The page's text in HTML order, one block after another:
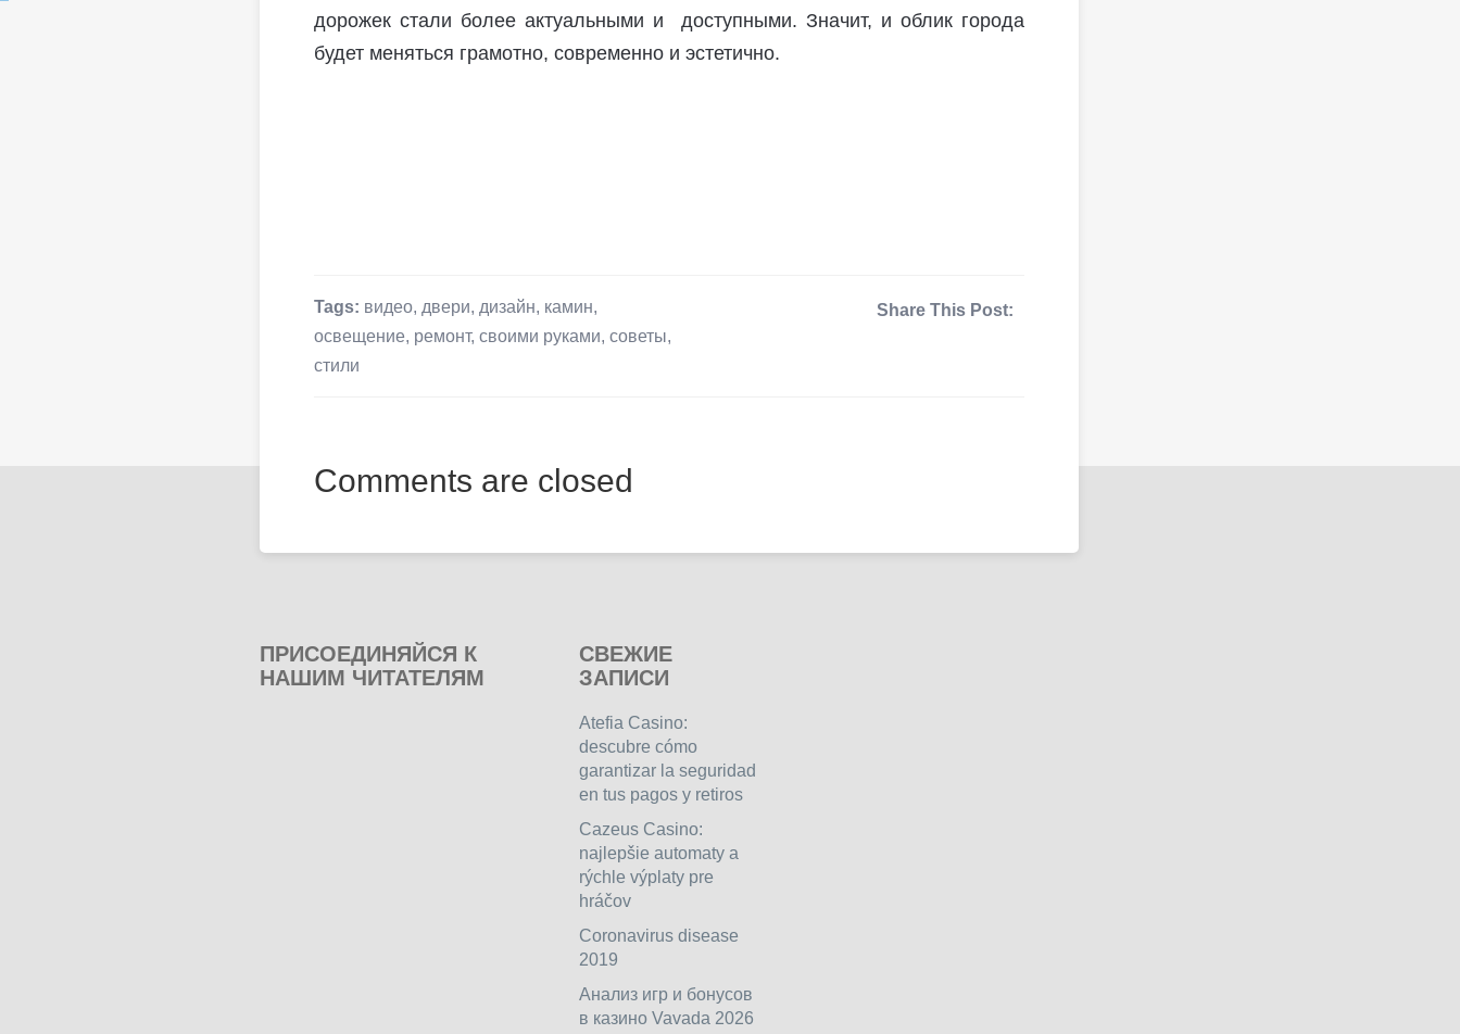
дорожек стали более актуальными и доступными. Значит, и облик города
будет меняться грамотно, современно и эстетично.
Tags: видео, двери, дизайн, камин,
освещение, ремонт, своими руками, советы,
стили
Share This Post:
Comments are closed
ПРИСОЕДИНЯЙСЯ К
НАШИМ ЧИТАТЕЛЯМ
СВЕЖИЕ
ЗАПИСИ
Atefia Casino:
descubre cómo
garantizar la seguridad
en tus pagos y retiros
Cazeus Casino:
najlepšie automaty a
rýchle výplaty pre
hráčov
Coronavirus disease
2019
Анализ игр и бонусов
в казино Vavada 2026